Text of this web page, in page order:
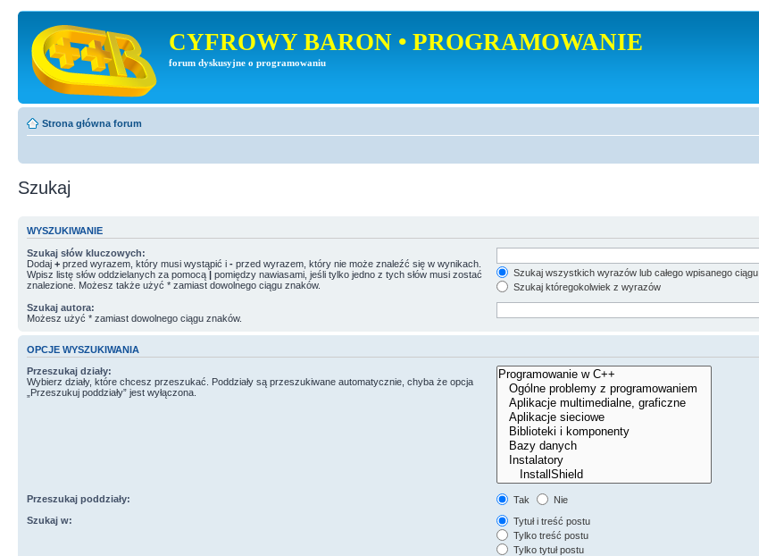
CYFROWY BARON • PROGRAMOWANIE
forum dyskusyjne o programowaniu
Strona główna forum
Szukaj
WYSZUKIWANIE
Szukaj słów kluczowych:
Dodaj + przed wyrazem, który musi wystąpić i - przed wyrazem, który nie może znaleźć się w wynikach.
Wpisz listę słów oddzielanych za pomocą | pomiędzy nawiasami, jeśli tylko jedno z tych słów musi zostać
znalezione. Możesz także użyć * zamiast dowolnego ciągu znaków.
Szukaj wszystkich wyrazów lub całego wpisanego ciągu
Szukaj któregokolwiek z wyrazów
Szukaj autora:
Możesz użyć * zamiast dowolnego ciągu znaków.
OPCJE WYSZUKIWANIA
Przeszukaj działy:
Wybierz działy, które chcesz przeszukać. Poddziały są przeszukiwane automatycznie, chyba że opcja
„Przeszukuj poddziały” jest wyłączona.
Przeszukaj poddziały: Tak
Nie
Szukaj w:
Tytuł i treść postu
Tylko treść postu
Tylko tytuł postu